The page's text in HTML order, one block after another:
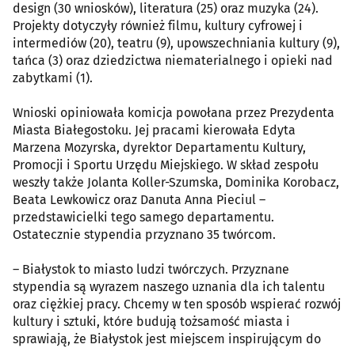
design (30 wniosków), literatura (25) oraz muzyka (24).
Projekty dotyczyły również filmu, kultury cyfrowej i
intermediów (20), teatru (9), upowszechniania kultury (9),
tańca (3) oraz dziedzictwa niematerialnego i opieki nad
zabytkami (1).
Wnioski opiniowała komicja powołana przez Prezydenta
Miasta Białegostoku. Jej pracami kierowała Edyta
Marzena Mozyrska, dyrektor Departamentu Kultury,
Promocji i Sportu Urzędu Miejskiego. W skład zespołu
weszły także Jolanta Koller-Szumska, Dominika Korobacz,
Beata Lewkowicz oraz Danuta Anna Pieciul –
przedstawicielki tego samego departamentu.
Ostatecznie stypendia przyznano 35 twórcom.
– Białystok to miasto ludzi twórczych. Przyznane
stypendia są wyrazem naszego uznania dla ich talentu
oraz ciężkiej pracy. Chcemy w ten sposób wspierać rozwój
kultury i sztuki, które budują tożsamość miasta i
sprawiają, że Białystok jest miejscem inspirującym do